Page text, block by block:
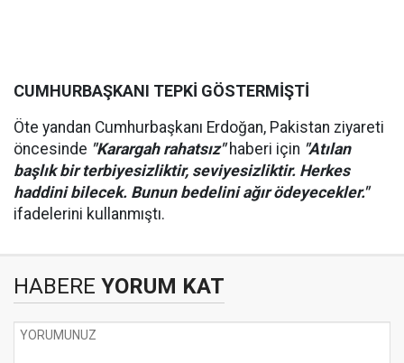
CUMHURBAŞKANI TEPKİ GÖSTERMİŞTİ
Öte yandan Cumhurbaşkanı Erdoğan, Pakistan ziyareti
öncesinde "Karargah rahatsız"haberi için "Atılan
başlık bir terbiyesizliktir, seviyesizliktir. Herkes
haddini bilecek. Bunun bedelini ağır ödeyecekler."
ifadelerini kullanmıştı.
HABERE YORUM KAT